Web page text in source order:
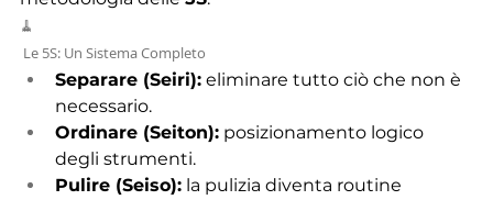
🧹
Le 5S: Un Sistema Completo
Separare (Seiri): eliminare tutto ciò che non è
necessario.
Ordinare (Seiton): posizionamento logico
degli strumenti.
Pulire (Seiso): la pulizia diventa routine